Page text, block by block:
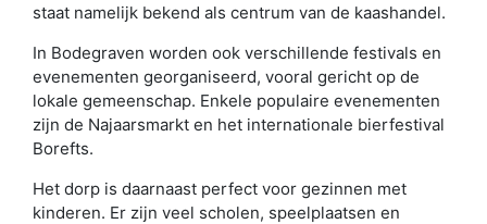
staat namelijk bekend als centrum van de kaashandel.
In Bodegraven worden ook verschillende festivals en
evenementen georganiseerd, vooral gericht op de
lokale gemeenschap. Enkele populaire evenementen
zijn de Najaarsmarkt en het internationale bierfestival
Borefts.
Het dorp is daarnaast perfect voor gezinnen met
kinderen. Er zijn veel scholen, speelplaatsen en